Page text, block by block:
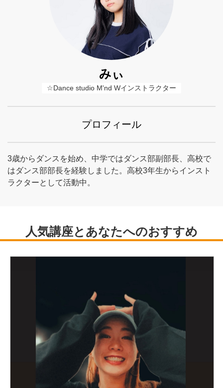
みぃ
☆Dance studio M'nd Wインストラクター
プロフィール
3歳からダンスを始め、中学ではダンス部副部長、高校で
はダンス部部長を経験しました。高校3年生からインスト
ラクターとして活動中。